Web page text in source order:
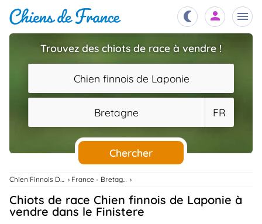
Chiots
Éleveurs
Étalons
Chiens
Services
Trouvez des chiots de race à vendre !
Chien finnois de Laponie
Bretagne FR
Chercher
Chien Finnois De Laponie France - Bretagne
Chiots de race Chien finnois de Laponie à
vendre dans le Finistere